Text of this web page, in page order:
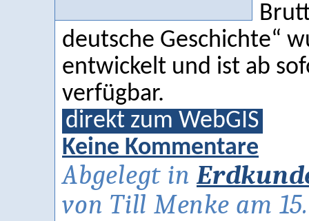
deutsche Geschichte“
entwickelt und ist ab
verfügbar.
direkt zum WebGIS
Keine Kommentare
Abgelegt in
von Till Menke am